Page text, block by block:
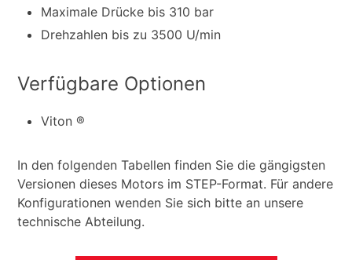
Maximale Drücke bis 310 bar
Drehzahlen bis zu 3500 U/min
Verfügbare Optionen
Viton ®
In den folgenden Tabellen finden Sie die gängigsten
Versionen dieses Motors im STEP-Format. Für andere
Konfigurationen wenden Sie sich bitte an unsere
technische Abteilung.